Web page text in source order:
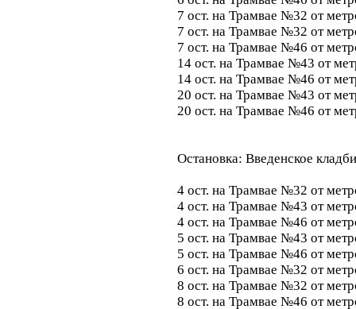
7 ост. на Трамвае №32 от
7 ост. на Трамвае №32 от
7 ост. на Трамвае №46 от
14 ост. на Трамвае №43 от
14 ост. на Трамвае №46 от
20 ост. на Трамвае №43 от
20 ост. на Трамвае №46 от
Остановка: Введенское
4 ост. на Трамвае №32 от
4 ост. на Трамвае №43 от
4 ост. на Трамвае №46 от
5 ост. на Трамвае №43 от
5 ост. на Трамвае №46 от
6 ост. на Трамвае №32 от
8 ост. на Трамвае №32 от
8 ост. на Трамвае №46 от